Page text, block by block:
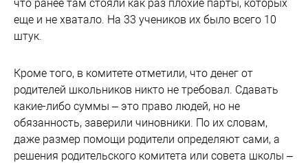
что ранее там стояли как раз плохие парты, которых
еще и не хватало. На 33 учеников их было всего 10
штук.
Кроме того, в комитете отметили, что денег от
родителей школьников никто не требовал. Сдавать
какие-либо суммы – это право людей, но не
обязанность, заверили чиновники. По их словам,
даже размер помощи родители определяют сами, а
решения родительского комитета или совета школы –